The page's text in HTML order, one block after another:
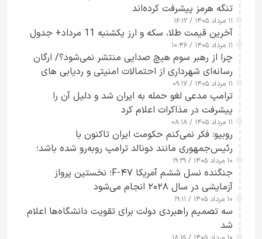
تنگه هرمز پیشرفت کرده‌اند
۱۱ مرداد ۱۴۰۵ / ۱۶:۱۲
آخرین قیمت طلا، سکه و ارز یکشنبه 11 مرداد+ جدول
۱۱ مرداد ۱۴۰۵ / ۱۰:۴۶
چرا از رهبر سوم هیچ صدایی منتشر نمی‌شود؟/ ارگان
رسانه‌ای شهرداری از احتمالات امنیتی و ردیابی های
جاسوسی گفت
۱۱ مرداد ۱۴۰۵ / ۰۹:۱۷
ترامپ مدعی لغو حمله به ایران شد و دلیل آن را
پیشرفت در مذاکرات اعلام کرد
۱۱ مرداد ۱۴۰۵ / ۰۸:۱۸
روبیو: فکر نمی‌کنم حکومت ایران تاکنون با
رئیس‌جمهوری مانند دونالد ترامپ روبه‌رو شده باشد؛
کسی که واقعاً دست به اقدام می‌زند
۱۰ مرداد ۱۴۰۵ / ۱۹:۲۹
جنگنده نسل ششم آمریکا F-۴۷؛ نخستین پرواز
آزمایشی در سال ۲۰۲۸ انجام می‌شود
۱۰ مرداد ۱۴۰۵ / ۱۹:۱۱
سه تصمیم راهبردی دولت برای تقویت دانشگاه‌ها اعلام
شد